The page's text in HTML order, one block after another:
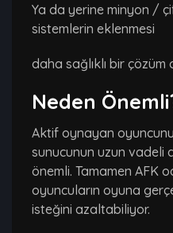
Ya da yerine minyon /
sistemlerin eklenmesi
daha sağlıklı bir çözüm
Neden
Aktif oynayan
sunucunun uzun vadeli
önemli. Tamamen AFK
oyuncuların oyuna
isteğini azaltabiliyor.